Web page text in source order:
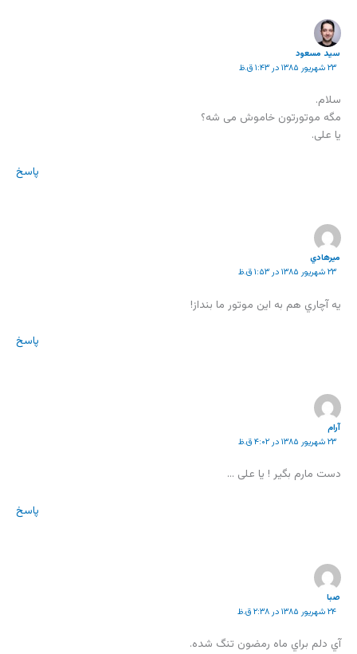
سید مسعود
۲۳ شهریور ۱۳۸۵ در ۱:۴۳ ق.ظ
سلام.
مگه موتورتون خاموش می شه؟
یا علی.
پاسخ
ميرهادي
۲۳ شهریور ۱۳۸۵ در ۱:۵۳ ق.ظ
يه آچاري هم به اين موتور ما بنداز!
پاسخ
آرام
۲۳ شهریور ۱۳۸۵ در ۴:۰۲ ق.ظ
دست مارم بگیر ! یا علی …
پاسخ
صبا
۲۴ شهریور ۱۳۸۵ در ۲:۳۸ ق.ظ
آي دلم براي ماه رمضون تنگ شده.